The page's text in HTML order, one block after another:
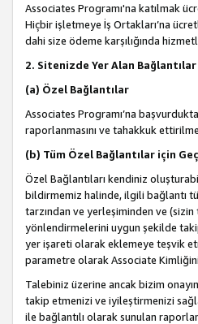
Associates Programı'na katılmak
Hiçbir işletmeye İş Ortakları’na
dahi size ödeme karşılığında
2. Sitenizde Yer Alan Bağlantılar
(a) Özel Bağlantılar
Associates Programı’na
raporlanmasını ve tahakkuk
(b) Tüm Özel Bağlantılar için
Özel Bağlantıları kendiniz
bildirmemiz halinde, ilgili bağlantı
tarzından ve yerleşiminden ve
yönlendirmelerini uygun şekilde
yer işareti olarak eklemeye teşvik
parametre olarak Associate
Talebiniz üzerine ancak bizim
takip etmenizi ve iyileştirmenizi
ile bağlantılı olarak sunulan